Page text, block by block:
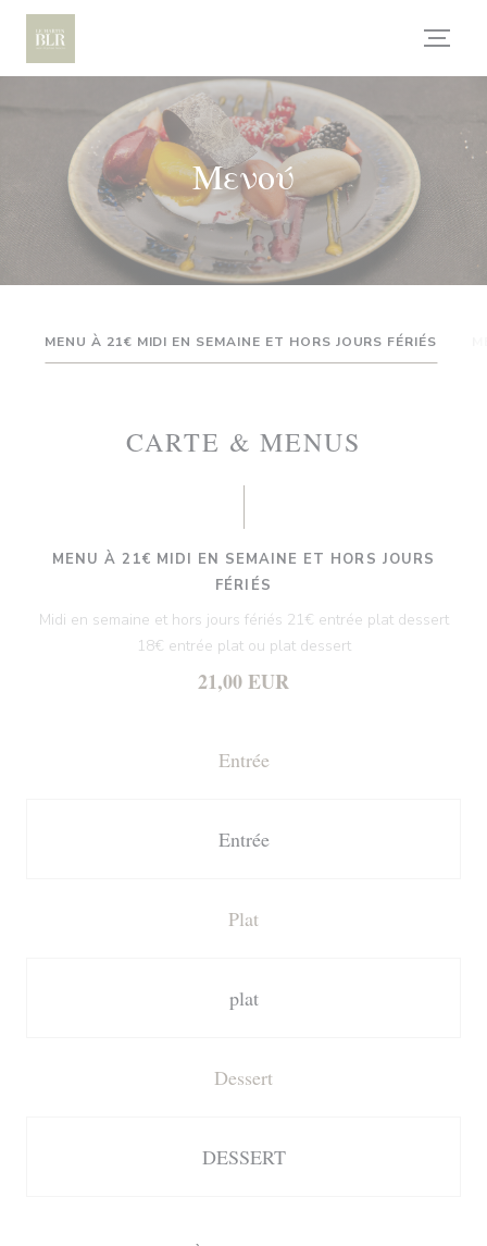
Πίνακας διαχείρισης "Μπισκότων" (Cookies)
Μενού
MENU À 21€ MIDI EN SEMAINE ET HORS JOURS FÉRIÉS
CARTE & MENUS
MENU À 21€ MIDI EN SEMAINE ET HORS JOURS
FÉRIÉS
Midi en semaine et hors jours fériés 21€ entrée plat dessert
18€ entrée plat ou plat dessert
21,00 EUR
Entrée
Entrée
Plat
plat
Dessert
DESSERT